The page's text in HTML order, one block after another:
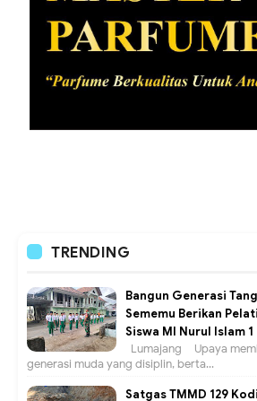
TRENDING
Bangun Generasi
Sememu Berikan
Siswa MI Nurul Islam 1
Lumajang – Upaya
generasi muda yang disiplin, berta...
Satgas TMMD 129